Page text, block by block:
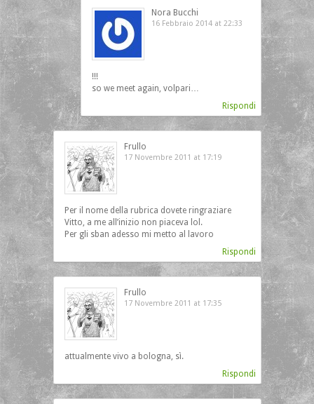
Nora Bucchi
16 Febbraio 2014 at 22:33
!!!
so we meet again, volpari…
Rispondi
Frullo
17 Novembre 2011 at 17:19
Per il nome della rubrica dovete ringraziare
Vitto, a me all’inizio non piaceva lol.
Per gli sban adesso mi metto al lavoro
Rispondi
Frullo
17 Novembre 2011 at 17:35
attualmente vivo a bologna, sì.
Rispondi